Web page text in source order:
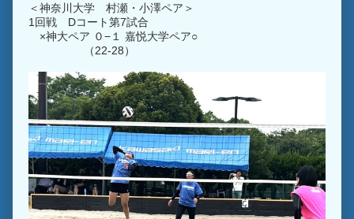
＜神奈川大学 村瀬・小澤ペア＞
1回戦 Dコート第7試合
×神大ペア ０−１ 嘉悦大学ペア○
（22-28）